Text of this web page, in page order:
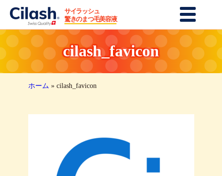
サイラッシュ
驚きのまつ毛美容液
まつ毛・眉毛美容液
育毛・シャンプー
商品一覧
最新レビュー
クーポンご利用方法
cilash_favicon
ホーム »cilash_favicon